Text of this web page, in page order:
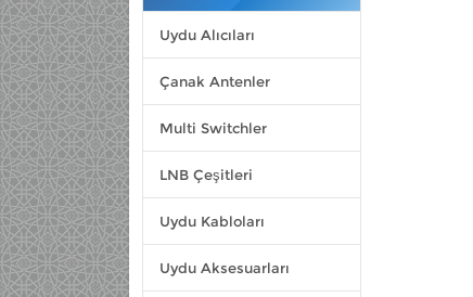
Uydu Alıcıları
Çanak Antenler
Multi Switchler
LNB Çeşitleri
Uydu Kabloları
Uydu Aksesuarları